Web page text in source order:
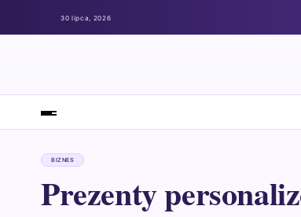
30 lipca, 2026
BIZNES
Prezenty